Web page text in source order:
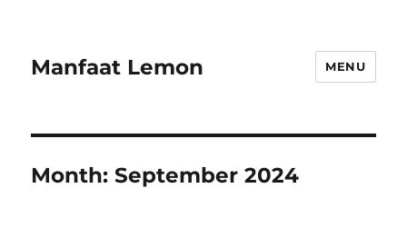
Manfaat Lemon MENU
Month:September 2024